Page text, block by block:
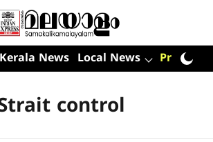
Kerala News Local News Premium
control